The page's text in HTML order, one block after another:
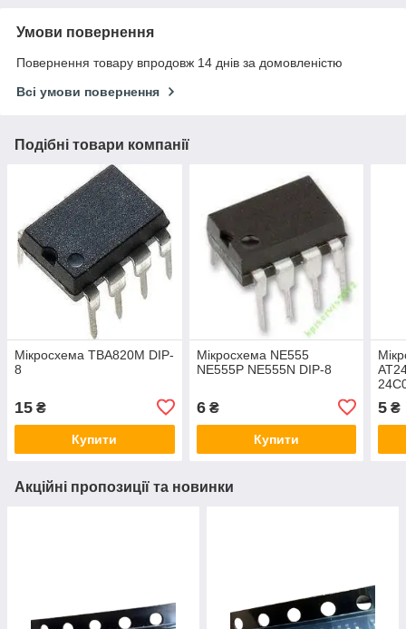
Умови повернення
Повернення товару впродовж 14 днів за домовленістю
Всі умови повернення
Подібні товари компанії
Мікросхема TBA820M DIP-
8
15 ₴
Купити
Мікросхема NE555
NE555P NE555N DIP-8
6₴
Купити
5 ₴
Акційні пропозиції та новинки